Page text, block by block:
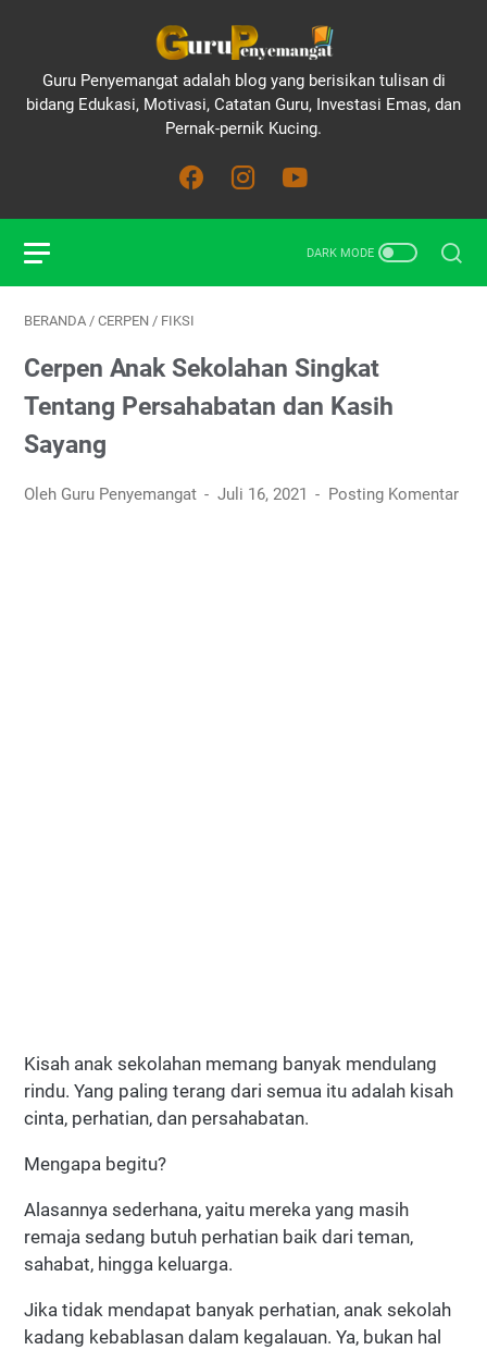
Guru Penyemangat adalah blog yang berisikan tulisan di
bidang Edukasi, Motivasi, Catatan Guru, Investasi Emas, dan
Pernak-pernik Kucing.
BERANDA / CERPEN / FIKSI
Cerpen Anak Sekolahan Singkat
Tentang Persahabatan dan Kasih
Sayang
Oleh Guru Penyemangat Juli 16, 2021 Posting Komentar
Kisah anak sekolahan memang banyak mendulang
rindu. Yang paling terang dari semua itu adalah kisah
cinta, perhatian, dan persahabatan.
Mengapa begitu?
Alasannya sederhana, yaitu mereka yang masih
remaja sedang butuh perhatian baik dari teman,
sahabat, hingga keluarga.
Jika tidak mendapat banyak perhatian, anak sekolah
kadang kebablasan dalam kegalauan. Ya, bukan hal